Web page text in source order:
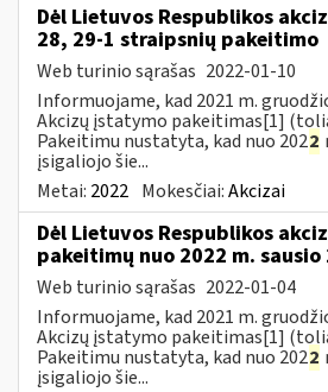
Dėl Lietuvos Respublikos
28, 29-1 straipsnių pakeitimo
Web turinio sąrašas 2022-01-10
Informuojame, kad 2021 m.
Akcizų įstatymo pakeitimas[1]
Pakeitimu nustatyta, kad nuo 2022
įsigaliojo šie...
Metai: 2022 Mokesčiai:Akcizai
Dėl Lietuvos Respublikos
pakeitimų nuo 2022 m. sausio
Web turinio sąrašas 2022-01-04
Informuojame, kad 2021 m.
Akcizų įstatymo pakeitimas[1]
Pakeitimu nustatyta, kad nuo 2022
įsigaliojo šie...